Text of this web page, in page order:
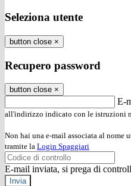
Seleziona utente
button close ×
Recupero password
button close ×
E-
all'indirizzo indicato con le istruzioni
Non hai una e-mail associata al nome
tramite la Login Spaggiari
E-mail inviata, si prega di